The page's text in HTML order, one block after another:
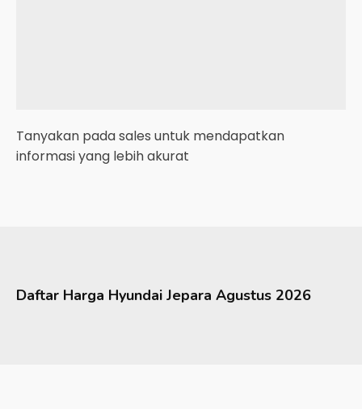
Tanyakan pada sales untuk mendapatkan
informasi yang lebih akurat
Daftar Harga Hyundai Jepara Agustus 2026